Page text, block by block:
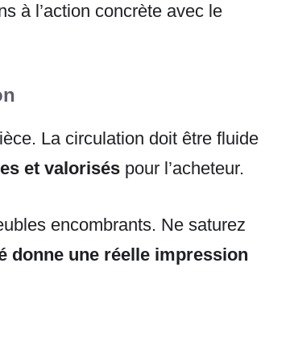
à l’action concrète avec le
La circulation doit être fluide
et valorisés pour l’acheteur.
encombrants. Ne saturez
donne une réelle impression